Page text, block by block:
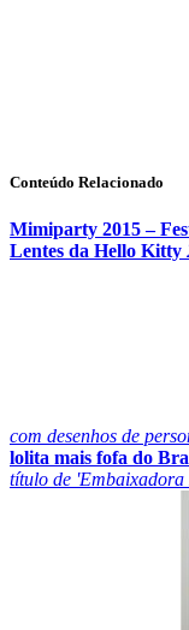
Conteúdo Relacionado
Mimiparty 2015 –
Lentes da Hello Kitty
com desenhos de
lolita mais fofa do
título de